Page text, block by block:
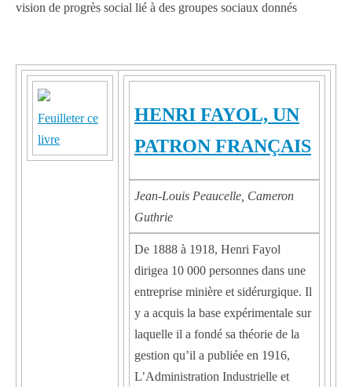
vision de progrès social lié à des groupes sociaux donnés
Feuilleter ce
livre
HENRI FAYOL, UN
PATRON FRANÇAIS
Jean-Louis Peaucelle, Cameron
Guthrie
De 1888 à 1918, Henri Fayol
dirigea 10 000 personnes dans une
entreprise minière et sidérurgique. Il
y a acquis la base expérimentale sur
laquelle il a fondé sa théorie de la
gestion qu’il a publiée en 1916,
L’Administration Industrielle et